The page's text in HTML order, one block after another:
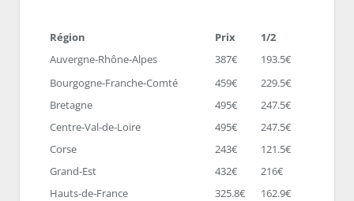
Région Prix
1/2
Auvergne-Rhône-Alpes
387€
193.5€
Bourgogne-Franche-Comté
459€
229.5€
Bretagne
495€
247.5€
Centre-Val-de-Loire
495€
247.5€
Corse
243€
121.5€
Grand-Est
432€
216€
Hauts-de-France
325.8€
162.9€